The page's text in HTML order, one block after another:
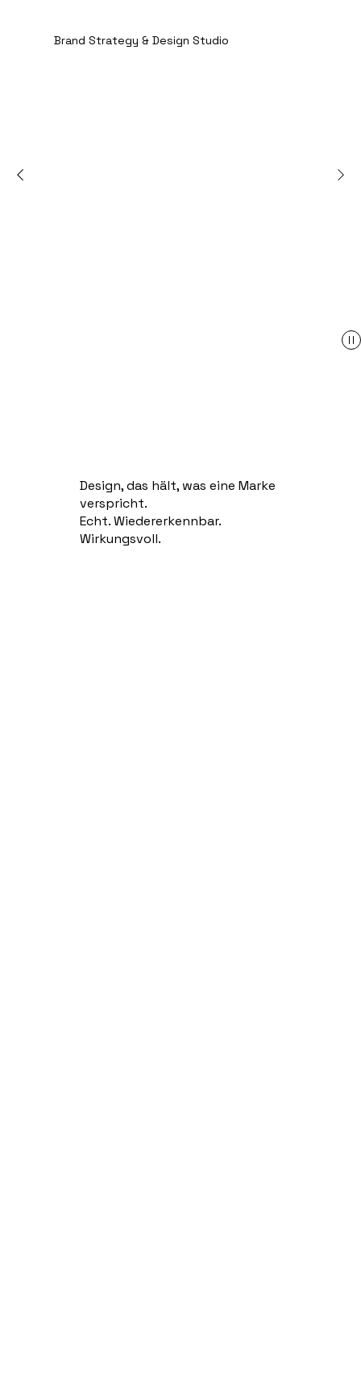
Brand Strategy & Design Studio
Design, das hält, was eine Marke
verspricht.
Echt. Wiedererkennbar.
Wirkungsvoll.